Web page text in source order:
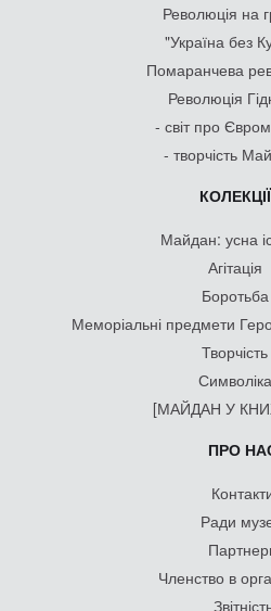
Революція на
"Україна без
Помаранчева
Революція
- світ про
- творчість
КОЛЕКЦІЇ
Майдан: усна
Агітація
Боротьба
Меморіальні предмети
Творчість
Символіка
[МАЙДАН У
ПРО
Ради
Членство в